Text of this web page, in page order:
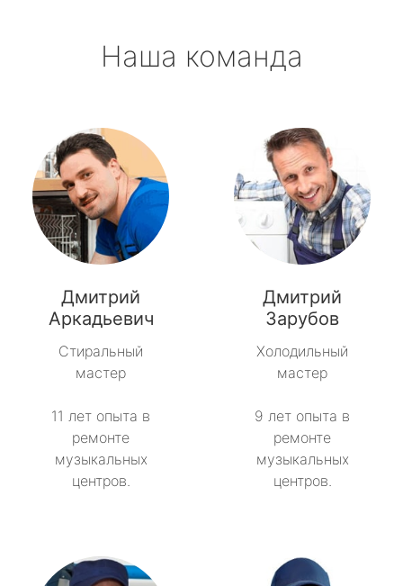
Наша команда
Дмитрий
Аркадьевич
Стиральный
мастер
11 лет опыта в
ремонте
музыкальных
центров.
Дмитрий
Зарубов
Холодильный
мастер
9 лет опыта в
ремонте
музыкальных
центров.